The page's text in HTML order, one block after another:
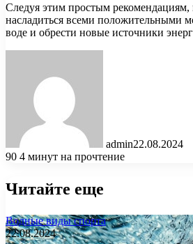
Следуя этим простым
насладиться всеми положительными
воде и обрести новые источники
admin22.08.2024
90 4 минут на прочтение
Читайте еще
Водные виды спорта
22.08.2024